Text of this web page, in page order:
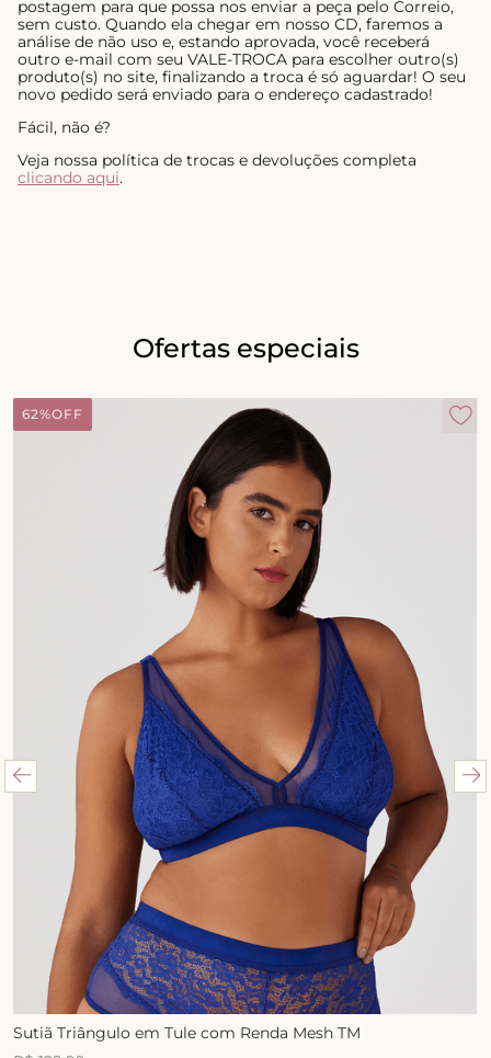
postagem para que possa nos enviar a peça pelo Correio,
sem custo. Quando ela chegar em nosso CD, faremos a
análise de não uso e, estando aprovada, você receberá
outro e-mail com seu VALE-TROCA para escolher outro(s)
produto(s) no site, finalizando a troca é só aguardar! O seu
novo pedido será enviado para o endereço cadastrado!
Fácil, não é?
Veja nossa política de trocas e devoluções completa
clicando aqui.
Ofertas especiais
62%OFF
Sutiã Triângulo em Tule com Renda Mesh TM